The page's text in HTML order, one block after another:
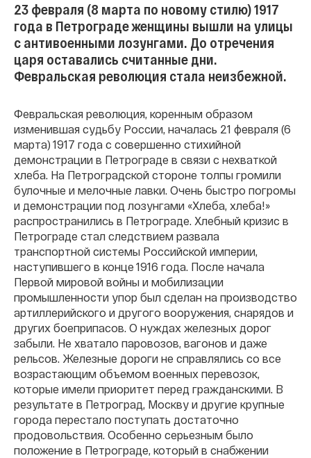
23 февраля (8 марта по новому стилю) 1917
года в Петрограде женщины вышли на улицы
с антивоенными лозунгами. До отречения
царя оставались считанные дни.
Февральская революция стала неизбежной.
Февральская революция, коренным образом
изменившая судьбу России, началась 21 февраля (6
марта) 1917 года с совершенно стихийной
демонстрации в Петрограде в связи с нехваткой
хлеба. На Петроградской стороне толпы громили
булочные и мелочные лавки. Очень быстро погромы
и демонстрации под лозунгами «Хлеба, хлеба!»
распространились в Петрограде. Хлебный кризис в
Петрограде стал следствием развала
транспортной системы Российской империи,
наступившего в конце 1916 года. После начала
Первой мировой войны и мобилизации
промышленности упор был сделан на производство
артиллерийского и другого вооружения, снарядов и
других боеприпасов. О нуждах железных дорог
забыли. Не хватало паровозов, вагонов и даже
рельсов. Железные дороги не справлялись со все
возрастающим объемом военных перевозок,
которые имели приоритет перед гражданскими. В
результате в Петроград, Москву и другие крупные
города перестало поступать достаточно
продовольствия. Особенно серьезным было
положение в Петрограде, который в снабжении